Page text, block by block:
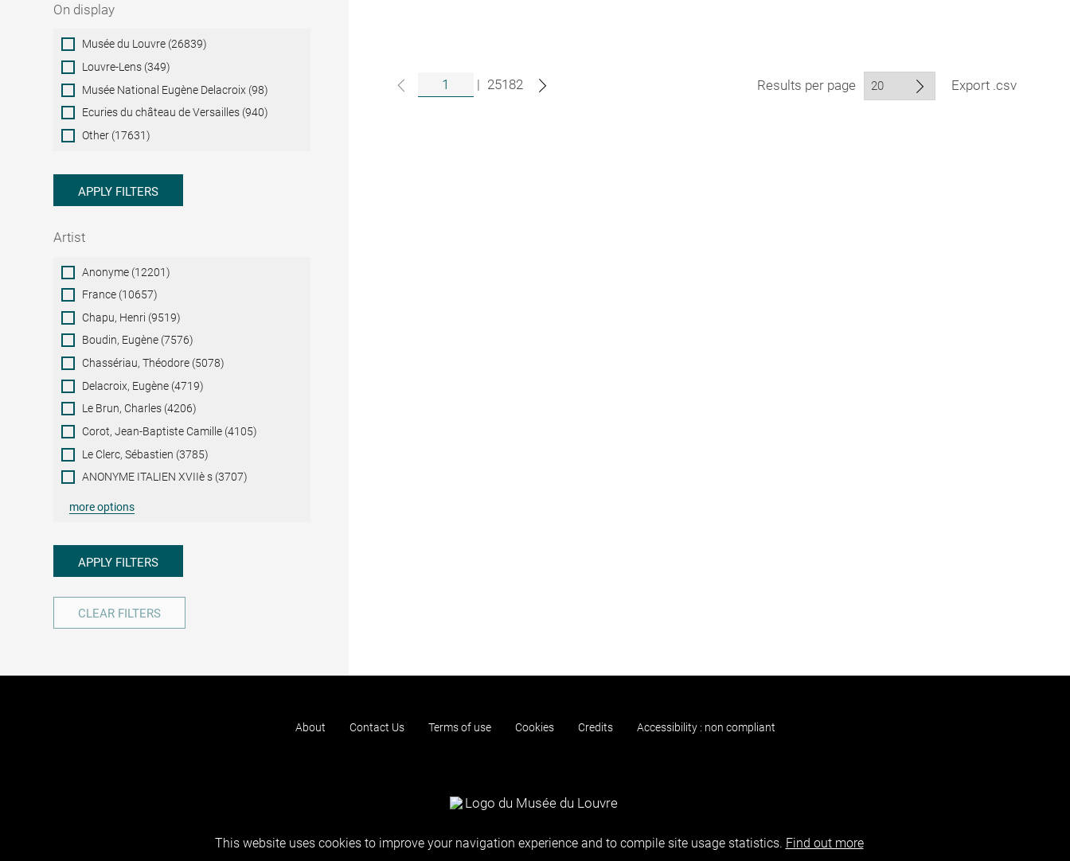
On display
On
display
Musée du Louvre (26839)
Louvre-Lens (349)
Musée National Eugène Delacroix (98)
Ecuries du château de Versailles (940)
Other (17631)
APPLY FILTERS
Artist
ArtistAnonyme (12201)
France (10657)
Chapu, Henri (9519)
Boudin, Eugène (7576)
Chassériau, Théodore (5078)
Delacroix, Eugène (4719)
Le Brun, Charles (4206)
Corot, Jean-Baptiste Camille (4105)
Le Clerc, Sébastien (3785)
ANONYME ITALIEN XVIIè s (3707)
more options
APPLY FILTERS
CLEAR FILTERS
| 25182 Results per page Export .csv
About Contact Us Terms of use Cookies Credits Accessibility : non compliant
This website uses cookies to improve your navigation experience and to compile site usage statistics. Find out more